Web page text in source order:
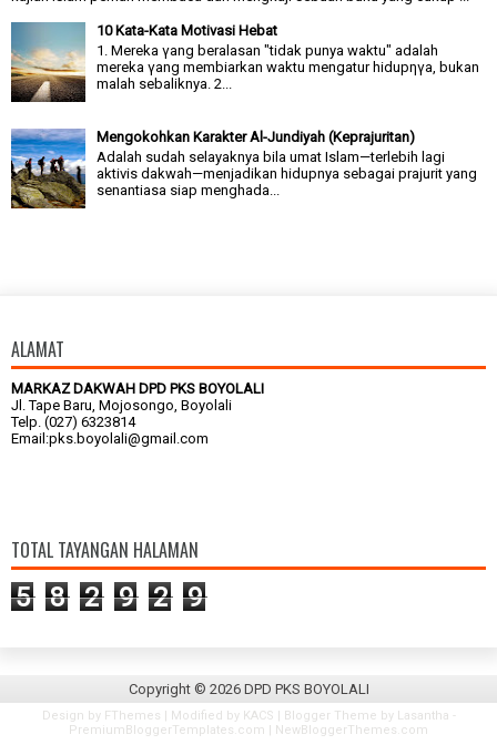
10 Kata-Kata Motivasi Hebat
1. Mereka γang beralasan "tidak punya waktu" adalah
mereka γang membiarkan waktu mengatur hidupηγa, bukan
malah sebaliknya. 2...
Mengokohkan Karakter Al-Jundiyah (Keprajuritan)
Adalah sudah selayaknya bila umat Islam—terlebih lagi
aktivis dakwah—menjadikan hidupnya sebagai prajurit yang
senantiasa siap menghada...
ALAMAT
MARKAZ DAKWAH DPD PKS BOYOLALI
Jl. Tape Baru, Mojosongo, Boyolali
Telp. (027) 6323814
Email:pks.boyolali@gmail.com
TOTAL TAYANGAN HALAMAN
5 8 2 9 2 9
Copyright © 2026 DPD PKS BOYOLALI
Design by FThemes | Modified by KACS | Blogger Theme by Lasantha -
PremiumBloggerTemplates.com
NewBloggerThemes.com